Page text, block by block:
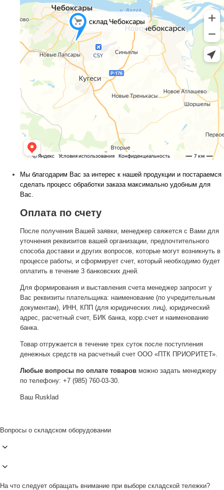
Мы благодарим Вас за интерес к нашей продукции и постараемся
сделать процесс обработки заказа максимально удобным для
Вас.
Оплата по счету
После получения Вашей заявки, менеджер свяжется с Вами для
уточнения реквизитов вашей организации, предпочтительного
способа доставки и других вопросов, которые могут возникнуть в
процессе работы, и сформирует счет, который необходимо будет
оплатить в течение 3 банковских дней.
Для формирования и выставления счета менеджер запросит у
Вас реквизиты плательщика: наименование (по учредительным
документам), ИНН, КПП (для юридических лиц), юридический
адрес, расчетный счет, БИК банка, корр.счет и наименование
банка.
Товар отгружается в течение трех суток после поступления
денежных средств на расчетный счет ООО «ПТК ПРИОРИТЕТ».
Любые вопросы по оплате товаров можно задать менеджеру
по телефону: +7 (985) 760-03-30.
Ваш Rusklad
Вопросы о складском оборудовании
На что следует обращать внимание при выборе складской тележки?